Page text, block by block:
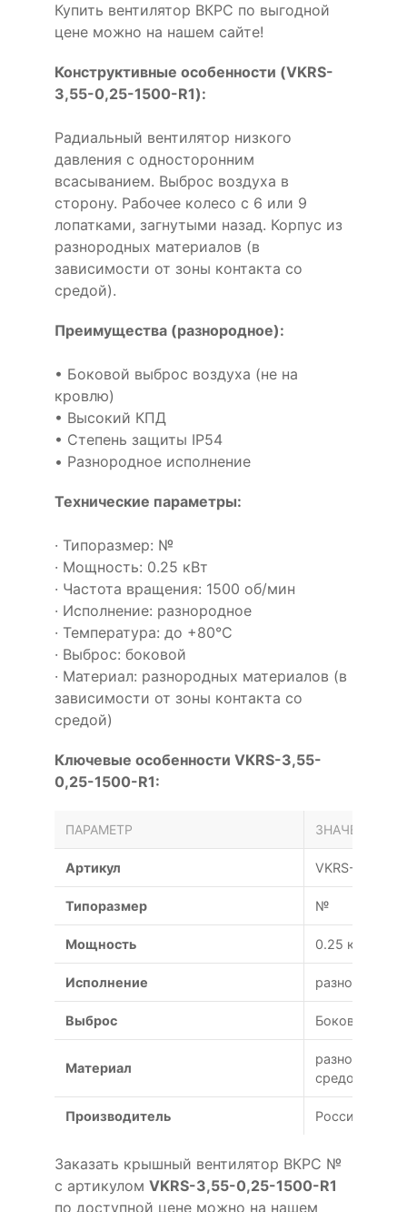
Купить вентилятор ВКРС по выгодной
цене можно на нашем сайте!
Конструктивные особенности (VKRS-
3,55-0,25-1500-R1):
Радиальный вентилятор низкого
давления с односторонним
всасыванием. Выброс воздуха в
сторону. Рабочее колесо с 6 или 9
лопатками, загнутыми назад. Корпус из
разнородных материалов (в
зависимости от зоны контакта со
средой).
Преимущества (разнородное):
• Боковой выброс воздуха (не на
кровлю)
• Высокий КПД
• Степень защиты IP54
• Разнородное исполнение
Технические параметры:
· Типоразмер: №
· Мощность: 0.25 кВт
· Частота вращения: 1500 об/мин
· Исполнение: разнородное
· Температура: до +80°С
· Выброс: боковой
· Материал: разнородных материалов (в
зависимости от зоны контакта со
средой)
Ключевые особенности VKRS-3,55-
0,25-1500-R1:
ПАРАМЕТР ЗНАЧЕНИЕ
Артикул VKRS-3,55-
Типоразмер №
Мощность 0.25 кВт
Исполнение разнородное
Выброс Боковой
Материал
разнородных
средой)
Производитель Россия
Заказать крышный вентилятор ВКРС №
с артикулом VKRS-3,55-0,25-1500-R1
по доступной цене можно на нашем